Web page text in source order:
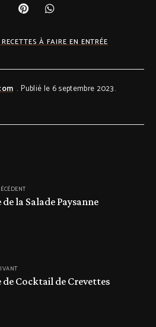
RECETTES À FAIRE EN ENTRÉE
Publié le 6 septembre 2023
la Salade Paysanne
de Cocktail de Crevettes